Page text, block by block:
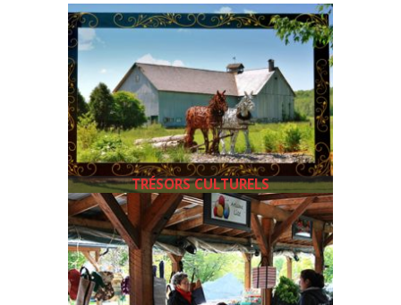
TRÉSORS CULTURELS